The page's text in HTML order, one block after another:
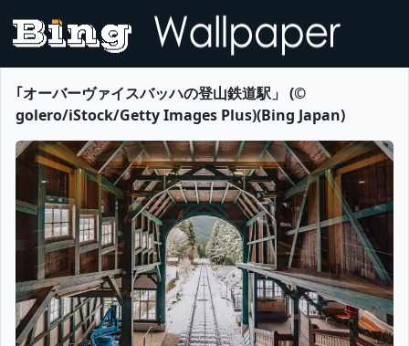
｢オーバーヴァイスバッハの登山鉄道駅」 (©
golero/iStock/Getty Images Plus)(Bing Japan)